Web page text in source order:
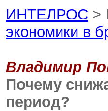
ИНТЕЛРОС >
экономики в
Владимир
Почему
период?